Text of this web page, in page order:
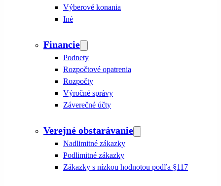
Výberové konania
Iné
Financie
Podnety
Rozpočtové opatrenia
Rozpočty
Výročné správy
Záverečné účty
Verejné obstarávanie
Nadlimitné zákazky
Podlimitné zákazky
Zákazky s nízkou hodnotou podľa §117